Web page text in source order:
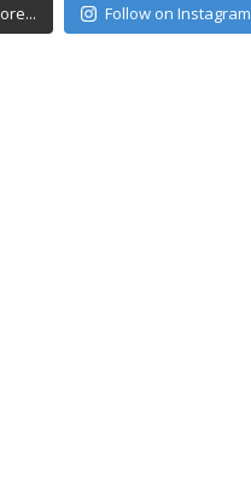
Follow on Instagram